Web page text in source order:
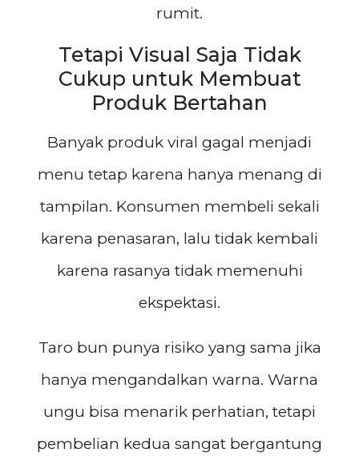
rumit.
Tetapi Visual Saja Tidak
Cukup untuk Membuat
Produk Bertahan
Banyak produk viral gagal menjadi
menu tetap karena hanya menang di
tampilan. Konsumen membeli sekali
karena penasaran, lalu tidak kembali
karena rasanya tidak memenuhi
ekspektasi.
Taro bun punya risiko yang sama jika
hanya mengandalkan warna. Warna
ungu bisa menarik perhatian, tetapi
pembelian kedua sangat bergantung